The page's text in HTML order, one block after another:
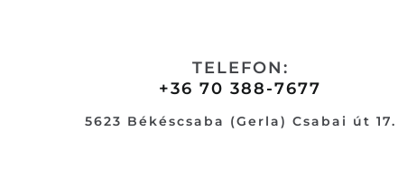
TELEFON:
+36 70 388-7677
5623 Békéscsaba (Gerla) Csabai út 17.